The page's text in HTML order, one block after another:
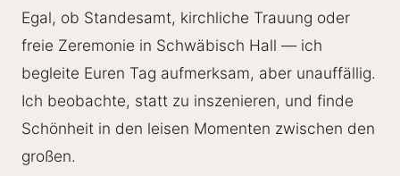
Egal, ob Standesamt, kirchliche Trauung oder
freie Zeremonie in Schwäbisch Hall — ich
begleite Euren Tag aufmerksam, aber unauffällig.
Ich beobachte, statt zu inszenieren, und finde
Schönheit in den leisen Momenten zwischen den
großen.